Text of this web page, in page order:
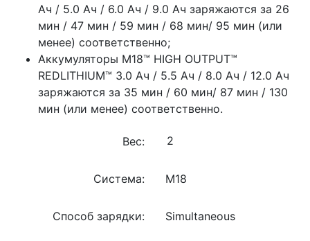
Ач / 5.0 Ач / 6.0 Ач / 9.0 Ач заряжаются за 26
мин / 47 мин / 59 мин / 68 мин/ 95 мин (или
менее) соответственно;
Аккумуляторы M18™ HIGH OUTPUT™
REDLITHIUM™ 3.0 Ач / 5.5 Ач / 8.0 Ач / 12.0 Ач
заряжаются за 35 мин / 60 мин/ 87 мин / 130
мин (или менее) соответственно.
Вес:
Система: M18
Способ зарядки: Simultaneous